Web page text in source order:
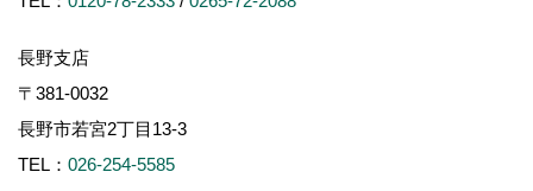
長野支店
〒381-0032
長野市若宮2丁目13-3
TEL： 026-254-5585